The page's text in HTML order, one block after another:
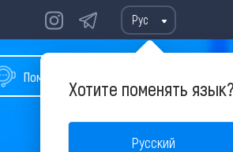
Рус
Хотите поменять
Русский
Помощь в подборе тура